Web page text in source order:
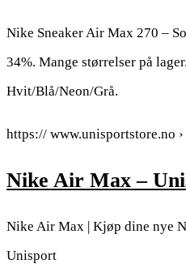
Nike Sneaker Air Max 270 –
34%. Mange størrelser på
Hvit/Blå/Neon/Grå.
https:// www.unisportstore.no
Nike Air Max –
Nike Air Max | Kjøp dine nye
Unisport